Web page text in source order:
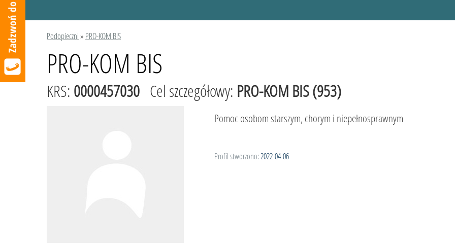
Podopieczni» PRO-KOM BIS
PRO-KOM BIS
KRS: 0000457030 Cel szczegółowy: PRO-KOM BIS (953)
Pomoc osobom starszym, chorym i niepełnosprawnym
Profil stworzono: 2022-04-06